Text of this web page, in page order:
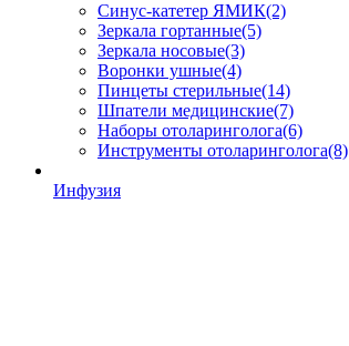
Синус-катетер ЯМИК(2)
Зеркала гортанные(5)
Зеркала носовые(3)
Воронки ушные(4)
Пинцеты стерильные(14)
Шпатели медицинские(7)
Наборы отоларинголога(6)
Инструменты отоларинголога(8)
Инфузия